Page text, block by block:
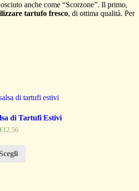
anche come “Scorzone”. Il primo,
tartufo fresco, di ottima qualità. Per
di Tartufi Estivi
€12,56
Scegli